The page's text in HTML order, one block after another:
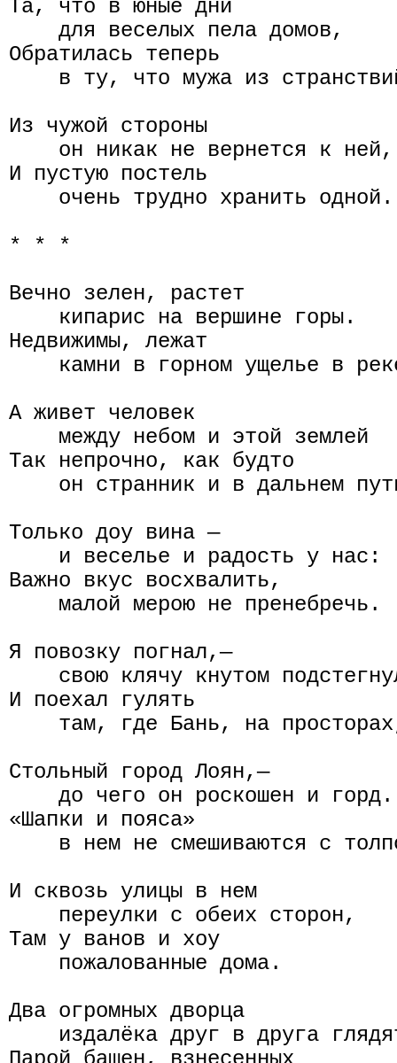
Та, что в юные дни
    для веселых пела домов,
Обратилась теперь
в ту, что мужа из
Из чужой стороны
    он никак не вернется к ней,
И пустую постель
    очень трудно хранить одной.
* * *
Вечно зелен, растет
    кипарис на вершине горы.
Недвижимы, лежат
камни в горном ущелье в
А живет человек
    между небом и этой землей
Так непрочно, как будто
он странник и в дальнем
Только доу вина —
    и веселье и радость у нас:
Важно вкус восхвалить,
    малой мерою не пренебречь.
Я повозку погнал,—
свою клячу кнутом
И поехал гулять
там, где Бань, на
Стольный город Лоян,—
    до чего он роскошен и горд.
«Шапки и пояса»
в нем не смешиваются с
И сквозь улицы в нем
    переулки с обеих сторон,
Там у ванов и хоу
    пожалованные дома.
Два огромных дворца
издалёка друг в друга